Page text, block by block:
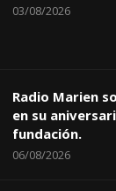
03/08/2026
Radio Marien
en su
fundación.
06/08/2026